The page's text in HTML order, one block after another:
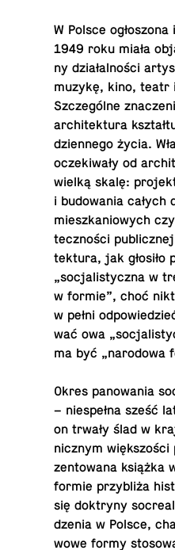
W Polsce
1949 roku miała
ny dzia­łal­no­ści
muzykę, kino, teatr
Szcze­gól­ne
ar­chi­tek­tu­ra
dzien­ne­go życia.
ocze­ki­wa­ły od
wielką skalę:
i bu­do­wa­nia całych
miesz­ka­nio­wych
tecz­no­ści
tek­tu­ra, jak głosiło
„so­cja­li­stycz­na w
w formie”, choć
w pełni
wać owa
ma być „na­ro­do­wa
Okres pa­no­wa­nia
– nie­speł­na sześć
on trwały ślad w
nicz­nym
zen­to­wa­na książka
formie przy­bli­ża
się dok­try­ny
dze­nia w Polsce,
wo­we formy